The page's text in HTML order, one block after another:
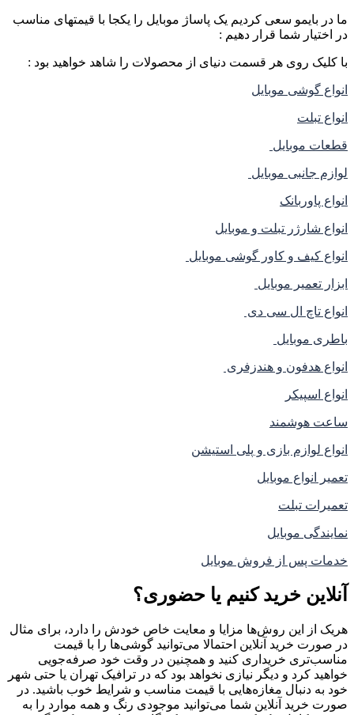
ما در بایمو سعی کردیم یک پاساژ موبایل را یکجا با قیمتهای مناسب
در اختیار شما قرار دهیم :
با کلیک روی هر قسمت دنیای از محصولات را شاهد خواهید بود :
انواع گوشی موبایل
انواع تبلت
قطعات موبایل
لوازم جانبی موبایل
انواع پاوربانک
انواع شارژر تبلت و موبایل
انواع کیف و کاور گوشی موبایل
ابزار تعمیر موبایل
انواع تاچ ال سی دی
باطری موبایل
انواع هدفون و هندزفری
انواع اسپیکر
ساعت هوشمند
انواع لوازم بازی و پلی استیشن
تعمیر انواع موبایل
تعمیرات تبلت
نمایندگی موبایل
خدمات پس از فروش موبایل
آنلاین خرید کنیم یا حضوری؟
هریک از این روش‌ها مزایا و معایت خاص خودش را دارد، برای مثال
در صورت خرید آنلاین احتمالا می‌توانید گوشی‌ها را با قیمت
مناسب‌تری خریداری کنید و همچنین در وقت خود صرفه‌جویی
خواهید کرد و دیگر نیازی نخواهد بود که در ترافیک تهران یا حتی شهر
خود به دنبال مغازه‌هایی با قیمت مناسب و شرایط خوب باشید. در
صورت خرید آنلاین شما می‌توانید موجودی رنگ و همه موارد را به